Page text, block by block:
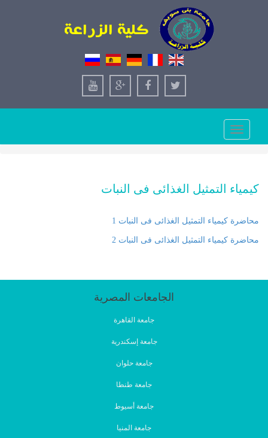
Toggle
navigation
كيمياء التمثيل الغذائى فى النبات
محاضرة كيمياء التمثيل الغذائى فى النبات 1
محاضرة كيمياء التمثيل الغذائى فى النبات 2
الجامعات المصرية
جامعة القاهرة
جامعة إسكندرية
جامعة حلوان
جامعة طنطا
جامعة أسيوط
جامعة المنيا